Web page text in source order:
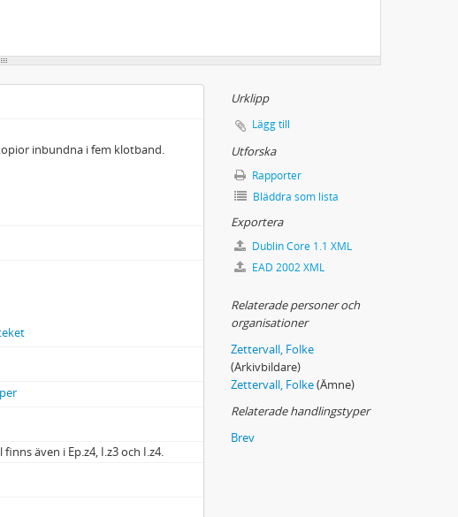
inbundna i fem klotband.
även i Ep.z4, I.z3 och I.z4.
Urklipp
Lägg till
Utforska
Rapporter
Bläddra som lista
Exportera
Dublin Core 1.1 XML
EAD 2002 XML
Relaterade personer och
organisationer
Zettervall, Folke
(Arkivbildare)
Zettervall, Folke(Ämne)
Relaterade handlingstyper
Brev